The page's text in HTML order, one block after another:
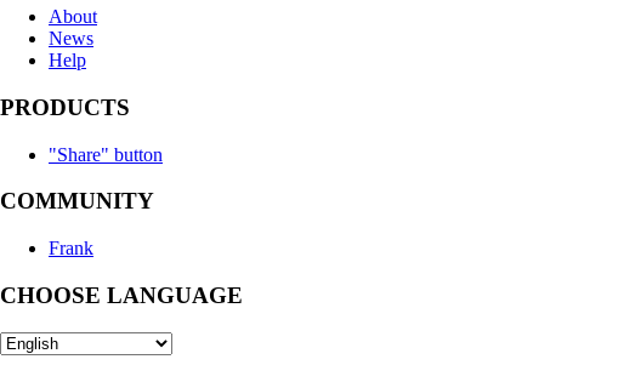
About
News
Help
PRODUCTS
"Share" button
COMMUNITY
Frank
CHOOSE LANGUAGE